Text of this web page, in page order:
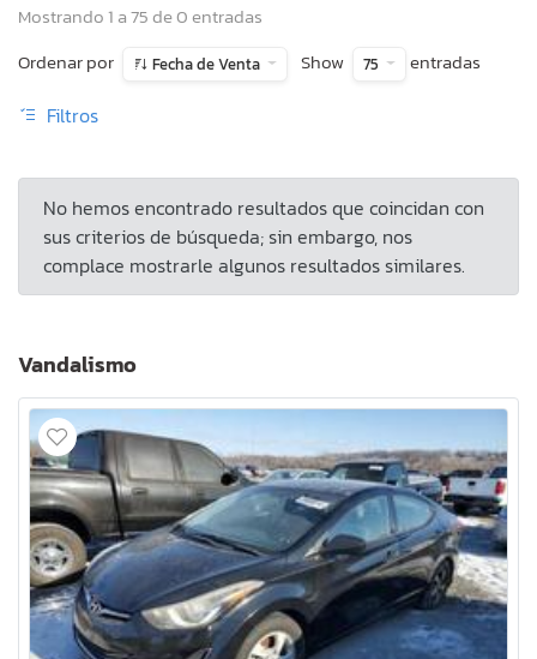
Mostrando 1 a 75 de 0 entradas
Ordenar por
Fecha de Venta Show 75 entradas
Filtros
No hemos encontrado resultados que coincidan con
sus criterios de búsqueda; sin embargo, nos
complace mostrarle algunos resultados similares.
Vandalismo